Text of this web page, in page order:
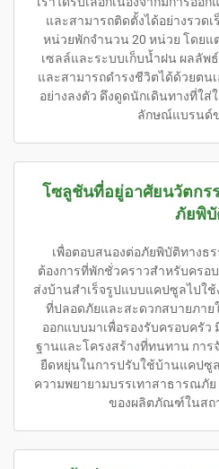
และสามารถติดตั้งได้อย่างรวด
หน่วยพักจำนวน 20 หน่วย โดย
เซลล์และระบบเก็บน้ำฝน ผลลัพ
และสามารถดำรงชีวิตได้ด้วยตน
อย่างลงตัว ดึงดูดนักเดินทางที่ใส่
ลักษณ์แบรนด์
โซลูชันที่อยู่อาศัยนวัตกร
ภัยพิ
เพื่อตอบสนองต่อภัยพิบัติทางธ
ต้องการที่พักชั่วคราวสำหรับครอ
ส่งบ้านสำเร็จรูปแบบแคปซูลไปใ
ที่ปลอดภัยและสะดวกสบายภา
ออกแบบมาเพื่อรองรับครอบครั
ฐานและโครงสร้างที่ทนทาน การ
ยืดหยุ่นในการปรับใช้บ้านแคปซู
ความพยายามบรรเทาสาธารณภั
ของผลิตภัณฑ์ในสถ